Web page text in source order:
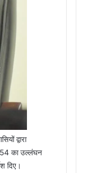
द्वारा
का उल्लंघन
दिए।